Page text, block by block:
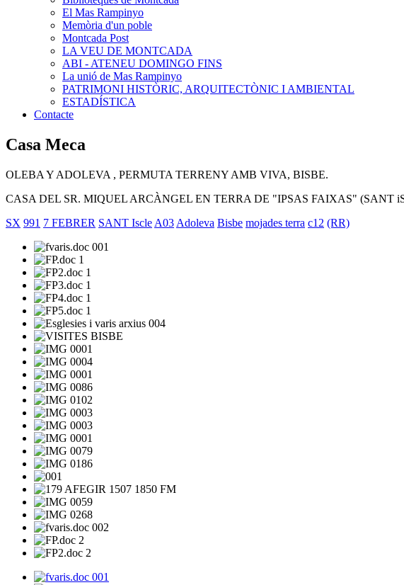
El Mas Rampinyo
Memòria d'un poble
Montcada Post
LA VEU DE MONTCADA
ABI - ATENEU DOMINGO FINS
La unió de Mas Rampinyo
PATRIMONI HISTÒRIC, ARQUITECTÒNIC I AMBIENTAL
ESTADÍSTICA
Contacte
Casa Meca
OLEBA Y ADOLEVA , PERMUTA TERRENY AMB VIVA, BISBE.
CASA DEL SR. MIQUEL ARCÀNGEL EN TERRA DE "IPSAS FAIXAS" (SANT
SX 991 7 FEBRER SANT Iscle A03 Adoleva Bisbe mojades terra c12 (RR)